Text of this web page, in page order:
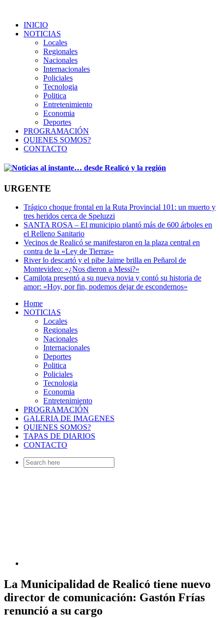
INICIO
NOTICIAS
Locales
Regionales
Nacionales
Internacionales
Policiales
Tecnologia
Politica
Entretenimiento
Economia
Deportes
PROGRAMACIÓN
QUIENES SOMOS?
CONTACTO
URGENTE
Trágico choque frontal en la Ruta Provincial 101: un muerto y
tres heridos cerca de Speluzzi
SANTA ROSA – El municipio plantó más de 600 árboles en
el Relleno Sanitario
Vecinos de Realicó se manifestaron en la plaza central en
contra de la «Ley de Tierras»
River lo descartó y el pibe Jaime brilla en Peñarol de
Montevideo: «¿Nos dieron a Messi?»
Camilota presentó a su nueva novia y contó su historia de
amor: «Hoy, por fin, podemos dejar de escondernos»
Home
NOTICIAS
Locales
Regionales
Nacionales
Internacionales
Deportes
Politica
Policiales
Tecnologia
Economia
Entretenimiento
PROGRAMACIÓN
GALERIA DE IMAGENES
QUIENES SOMOS?
TAPAS DE DIARIOS
CONTACTO
Search
for:
La Municipalidad de Realicó tiene nuevo
director de comunicación: Gastón Frías
renunció a su cargo